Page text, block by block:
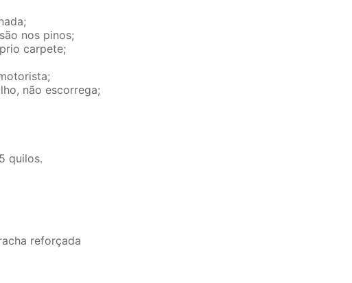
nos pinos;
carpete;
não escorrega;
quilos.
reforçada